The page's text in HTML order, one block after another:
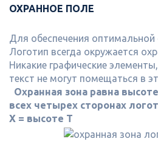
ОХРАННОЕ ПОЛЕ
Для обеспечения
Логотип всегда окружается
Никакие графические
текст не могут помещаться в
Охранная зона равна
всех четырех сторонах
X = высоте Т